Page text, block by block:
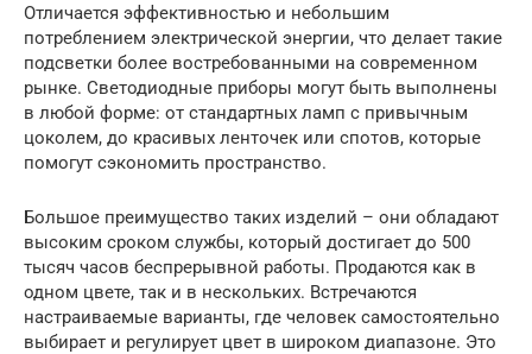
Отличается эффективностью и небольшим
потреблением электрической энергии, что делает такие
подсветки более востребованными на современном
рынке. Светодиодные приборы могут быть выполнены
в любой форме: от стандартных ламп с привычным
цоколем, до красивых ленточек или спотов, которые
помогут сэкономить пространство.
Большое преимущество таких изделий – они обладают
высоким сроком службы, который достигает до 500
тысяч часов беспрерывной работы. Продаются как в
одном цвете, так и в нескольких. Встречаются
настраиваемые варианты, где человек самостоятельно
выбирает и регулирует цвет в широком диапазоне. Это